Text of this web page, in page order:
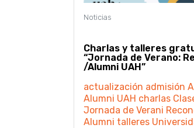
Charlas y talleres
“Jornada de Verano:
/Alumni UAH”
actualización admisión
Alumni UAH charlas
Jornada de Verani
Alumni talleres